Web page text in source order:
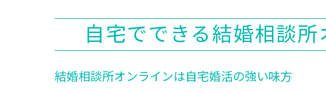
自宅
結婚相談
自宅でできる結婚相談
結婚相談所オンラインは自宅婚活の強い味方